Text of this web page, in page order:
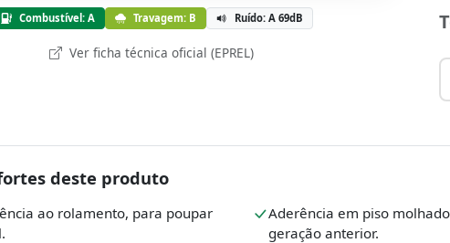
Combustível: A Travagem: B Ruído: A 69dB
Ver ficha técnica oficial (EPREL)
deste produto
ao rolamento, para poupar
Aderência em piso
geração anterior.